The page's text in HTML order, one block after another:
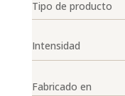
Tipo de producto
Intensidad
Fabricado en